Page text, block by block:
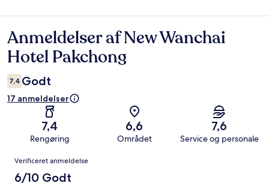
Anmeldelser
Anmeldelser af New Wanchai
Hotel Pakchong
7,4 Godt
17 anmeldelser
7,4
Rengøring
6,6
Området
7,6
Service og personale
Anmeldelser
Verificeret anmeldelse
6/10 Godt